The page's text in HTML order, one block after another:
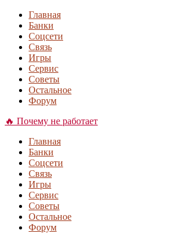
Главная
Банки
Соцсети
Связь
Игры
Сервис
Советы
Остальное
Форум
🔥 Почему не работает
Главная
Банки
Соцсети
Связь
Игры
Сервис
Советы
Остальное
Форум